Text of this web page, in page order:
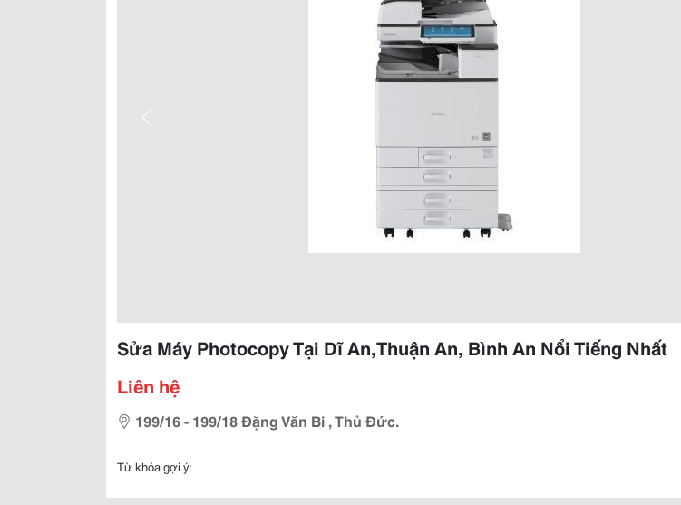
Sửa Máy Photocopy Tại Dĩ An,Thuận An, Bình An Nổi Tiếng Nhất
Liên hệ
199/16 - 199/18 Đặng Văn Bi , Thủ Đức.
Từ khóa gợi ý: